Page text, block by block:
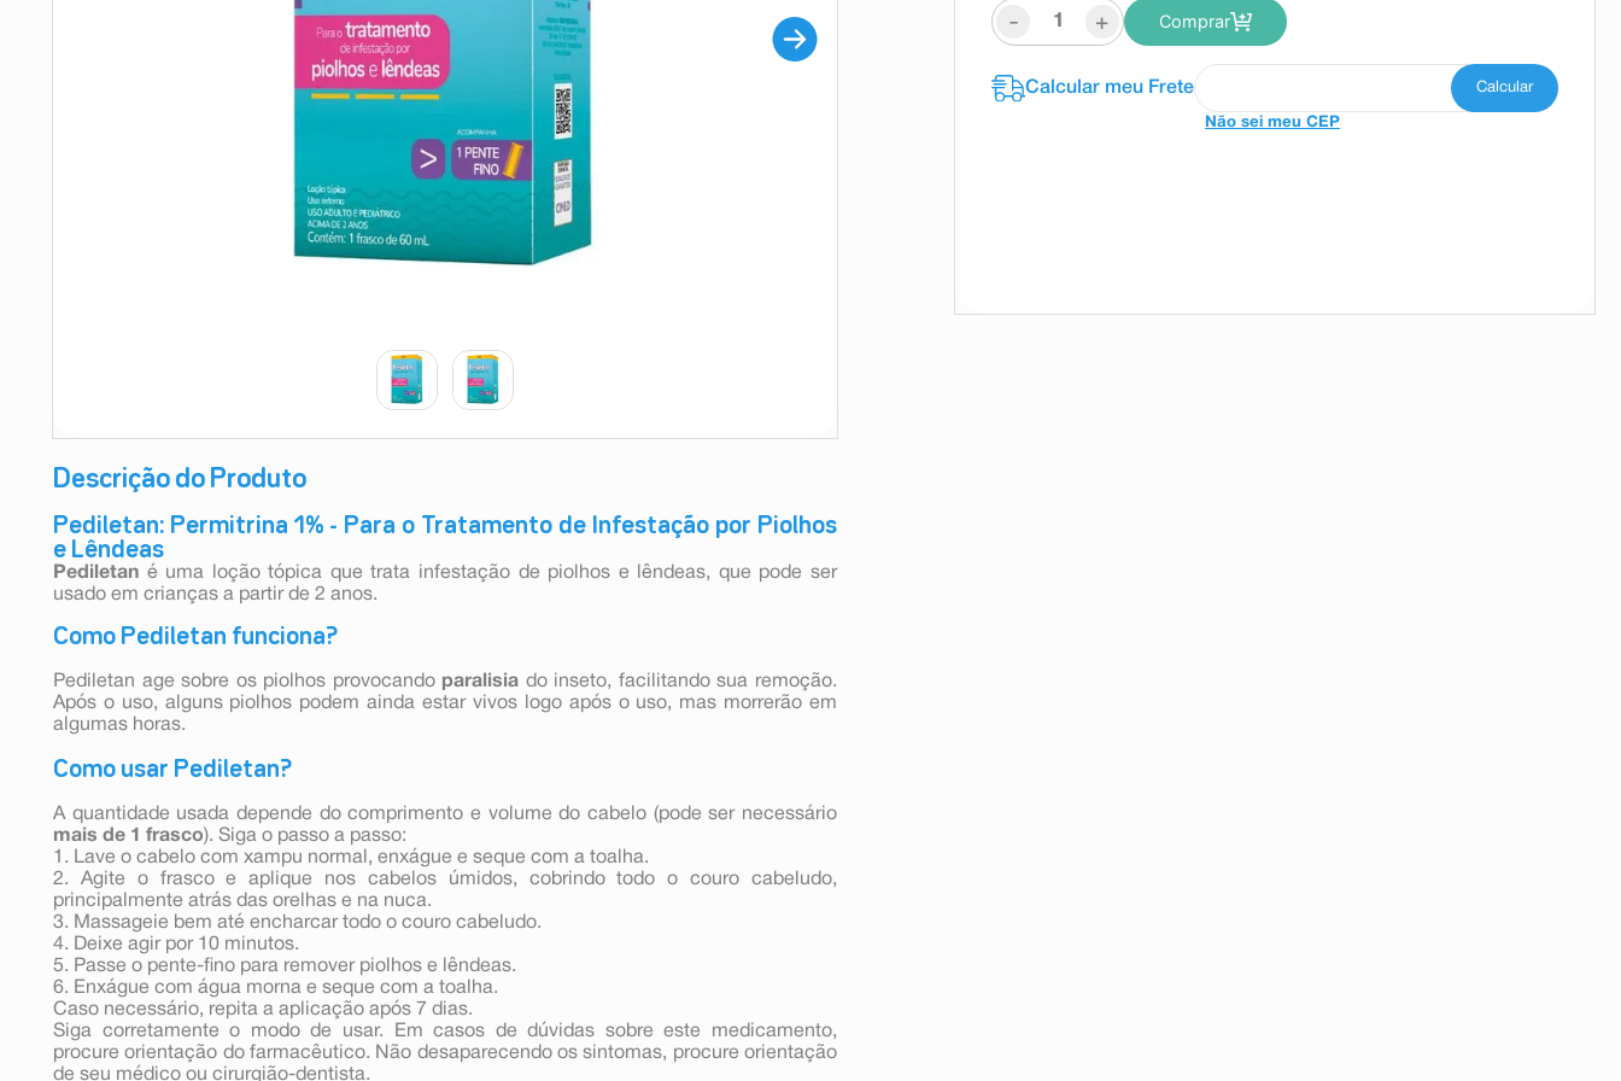
Descrição do Produto
Pediletan: Permitrina 1% - Para o Tratamento de Infestação por Piolhos
e Lêndeas
Pediletan é uma loção tópica que trata infestação de piolhos e lêndeas, que pode ser
usado em crianças a partir de 2 anos.
Como Pediletan funciona?
Pediletan age sobre os piolhos provocando paralisia do inseto, facilitando sua remoção.
Após o uso, alguns piolhos podem ainda estar vivos logo após o uso, mas morrerão em
algumas horas.
Como usar Pediletan?
A quantidade usada depende do comprimento e volume do cabelo (pode ser necessário
mais de 1 frasco). Siga o passo a passo:
1. Lave o cabelo com xampu normal, enxágue e seque com a toalha.
2. Agite o frasco e aplique nos cabelos úmidos, cobrindo todo o couro cabeludo,
principalmente atrás das orelhas e na nuca.
3. Massageie bem até encharcar todo o couro cabeludo.
4. Deixe agir por 10 minutos.
5. Passe o pente-fino para remover piolhos e lêndeas.
6. Enxágue com água morna e seque com a toalha.
Caso necessário, repita a aplicação após 7 dias.
Siga corretamente o modo de usar. Em casos de dúvidas sobre este medicamento,
procure orientação do farmacêutico. Não desaparecendo os sintomas, procure orientação
de seu médico ou cirurgião-dentista.
- + Comprar
Não sei meu CEP
10 ºshampoo